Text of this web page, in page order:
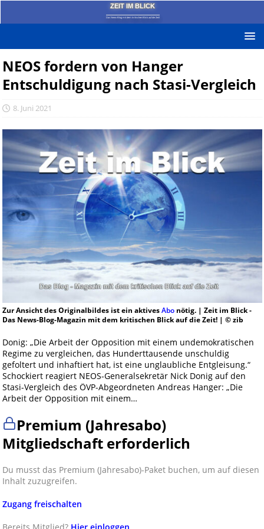
ZEIT IM BLICK
Das News-Blog mit dem kritischen Blick auf die Zeit!
NEOS fordern von Hanger
Entschuldigung nach Stasi-Vergleich
8. Juni 2021
Zur Ansicht des Originalbildes ist ein aktivesAbonötig. | Zeit im Blick -
Das News-Blog-Magazin mit dem kritischen Blick auf die Zeit! | © zib
Donig: „Die Arbeit der Opposition mit einem undemokratischen
Regime zu vergleichen, das Hunderttausende unschuldig
gefoltert und inhaftiert hat, ist eine unglaubliche Entgleisung.“
Schockiert reagiert NEOS-Generalsekretär Nick Donig auf den
Stasi-Vergleich des ÖVP-Abgeordneten Andreas Hanger: „Die
Arbeit der Opposition mit einem…
Premium (Jahresabo)
Mitgliedschaft erforderlich
Du musst das Premium (Jahresabo)-Paket buchen, um auf diesen
Inhalt zuzugreifen.
Zugang freischalten